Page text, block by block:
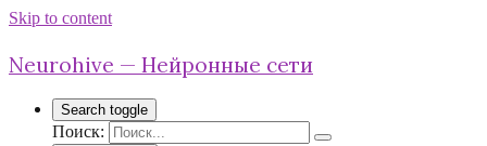
Skip to content
Neurohive — Нейронные сети
Search toggle
Поиск: